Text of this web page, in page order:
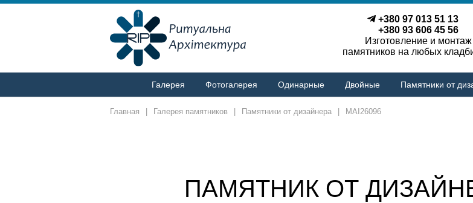
+380 97 013 51 13
+380 93 606 45 56
Изготовление и монтаж
памятников на любых
Галерея Фотогалерея Одинарные Двойные Памятники от
Главная Галерея памятников Памятники от дизайнера MAI26096
ПАМЯТНИК ОТ